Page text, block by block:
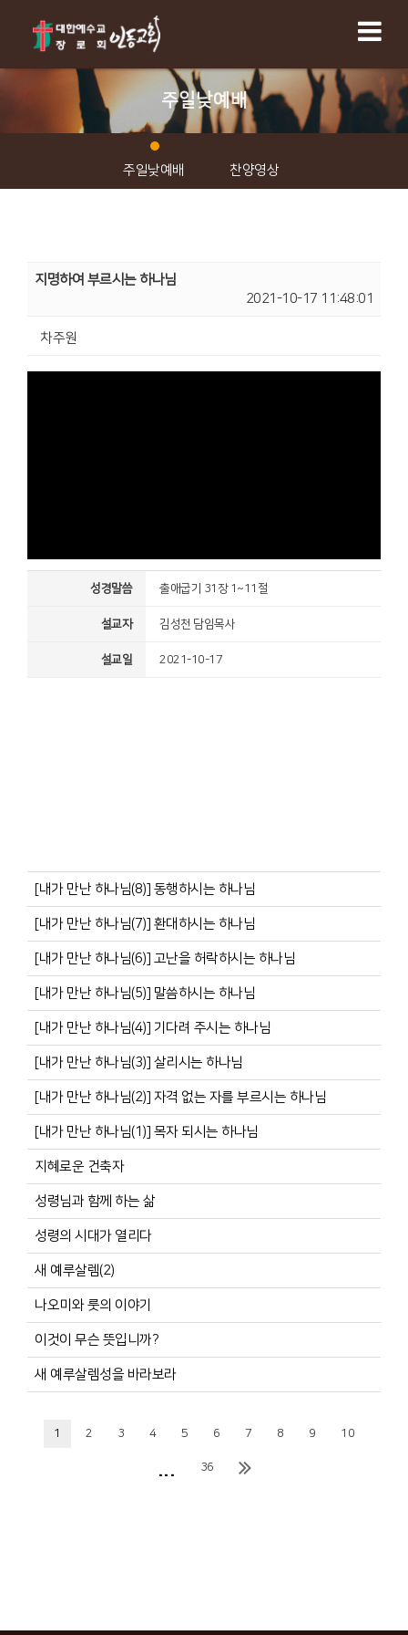
주일낮예배
주일낮예배 찬양영상
지명하여 부르시는 하나님
2021-10-17 11:48:01
차주원
성경말씀 출애굽기 31장 1~11절
설교자 김성천 담임목사
설교일 2021-10-17
[내가 만난 하나님(8)] 동행하시는 하나님
[내가 만난 하나님(7)] 환대하시는 하나님
[내가 만난 하나님(6)] 고난을 허락하시는 하나님
[내가 만난 하나님(5)] 말씀하시는 하나님
[내가 만난 하나님(4)] 기다려 주시는 하나님
[내가 만난 하나님(3)] 살리시는 하나님
[내가 만난 하나님(2)] 자격 없는 자를 부르시는 하나님
[내가 만난 하나님(1)] 목자 되시는 하나님
지혜로운 건축자
성령님과 함께 하는 삶
성령의 시대가 열리다
새 예루살렘(2)
나오미와 룻의 이야기
이것이 무슨 뜻입니까?
새 예루살렘성을 바라보라
1 2 3 4 5 6 7 8 9 10
... 36